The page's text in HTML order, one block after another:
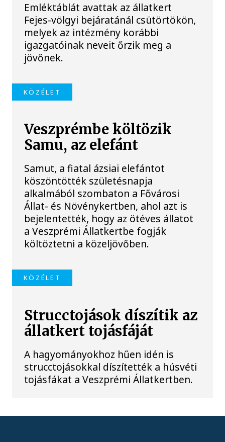
Emléktáblát avattak az állatkert
Fejes-völgyi bejáratánál csütörtökön,
melyek az intézmény korábbi
igazgatóinak neveit őrzik meg a
jövőnek.
KÖZÉLET
Veszprémbe költözik
Samu, az elefánt
Samut, a fiatal ázsiai elefántot
köszöntötték születésnapja
alkalmából szombaton a Fővárosi
Állat- és Növénykertben, ahol azt is
bejelentették, hogy az ötéves állatot
a Veszprémi Állatkertbe fogják
költöztetni a közeljövőben.
KÖZÉLET
Strucctojások díszítik az
állatkert tojásfáját
A hagyományokhoz hűen idén is
strucctojásokkal díszítették a húsvéti
tojásfákat a Veszprémi Állatkertben.